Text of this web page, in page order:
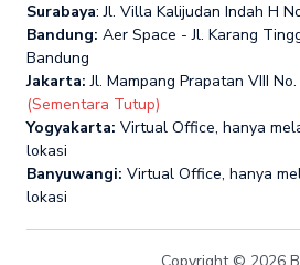
Surabaya: Jl. Villa Kalijudan Indah H
Bandung: Aer Space - Jl. Karang
Bandung
Jakarta: Jl. Mampang Prapatan VIII
(Sementara Tutup)
Yogyakarta: Virtual Office, hanya
lokasi
Banyuwangi: Virtual Office, hanya
lokasi